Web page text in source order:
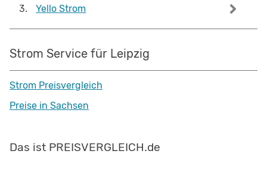
3. Yello Strom
Strom Service für Leipzig
Strom Preisvergleich
Preise in Sachsen
Das ist PREISVERGLEICH.de